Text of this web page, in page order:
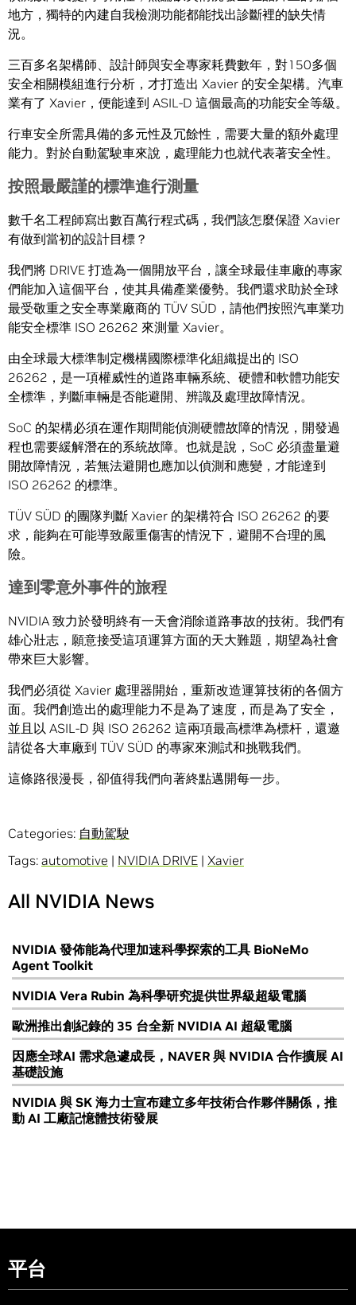
地方，獨特的內建自我檢測功能都能找出診斷裡的缺失情
況。
三百多名架構師、設計師與安全專家耗費數年，對150多個
安全相關模組進行分析，才打造出 Xavier 的安全架構。汽車
業有了 Xavier，便能達到 ASIL-D 這個最高的功能安全等級。
行車安全所需具備的多元性及冗餘性，需要大量的額外處理
能力。對於自動駕駛車來說，處理能力也就代表著安全性。
按照最嚴謹的標準進行測量
數千名工程師寫出數百萬行程式碼，我們該怎麼保證 Xavier
有做到當初的設計目標？
我們將 DRIVE 打造為一個開放平台，讓全球最佳車廠的專家
們能加入這個平台，使其具備產業優勢。我們還求助於全球
最受敬重之安全專業廠商的 TÜV SÜD，請他們按照汽車業功
能安全標準 ISO 26262 來測量 Xavier。
由全球最大標準制定機構國際標準化組織提出的 ISO
26262，是一項權威性的道路車輛系統、硬體和軟體功能安
全標準，判斷車輛是否能避開、辨識及處理故障情況。
SoC 的架構必須在運作期間能偵測硬體故障的情況，開發過
程也需要緩解潛在的系統故障。也就是說，SoC 必須盡量避
開故障情況，若無法避開也應加以偵測和應變，才能達到
ISO 26262 的標準。
TÜV SÜD 的團隊判斷 Xavier 的架構符合 ISO 26262 的要
求，能夠在可能導致嚴重傷害的情況下，避開不合理的風
險。
達到零意外事件的旅程
NVIDIA 致力於發明終有一天會消除道路事故的技術。我們有
雄心壯志，願意接受這項運算方面的天大難題，期望為社會
帶來巨大影響。
我們必須從 Xavier 處理器開始，重新改造運算技術的各個方
面。我們創造出的處理能力不是為了速度，而是為了安全，
並且以 ASIL-D 與 ISO 26262 這兩項最高標準為標杆，還邀
請從各大車廠到 TÜV SÜD 的專家來測試和挑戰我們。
這條路很漫長，卻值得我們向著終點邁開每一步。
Categories: 自動駕駛
Tags: automotive | NVIDIA DRIVE | Xavier
All NVIDIA News
NVIDIA 發佈能為代理加速科學探索的工具 BioNeMo
Agent Toolkit
NVIDIA Vera Rubin 為科學研究提供世界級超級電腦
歐洲推出創紀錄的 35 台全新 NVIDIA AI 超級電腦
因應全球AI 需求急遽成長，NAVER 與 NVIDIA 合作擴展 AI
基礎設施
NVIDIA 與 SK 海力士宣布建立多年技術合作夥伴關係，推
動 AI 工廠記憶體技術發展
平台